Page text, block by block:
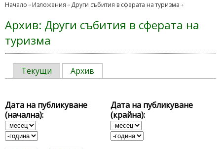
Начало Изложения Други събития в сферата на туризма
Архив: Други събития в сферата на
туризма
Текущи Архив
Дата на публикуване
(начална):
Дата на публикуване (начална):
месец
година
Дата на публикуване
(крайна):
Дата на публикуване
(крайна):
месец
година